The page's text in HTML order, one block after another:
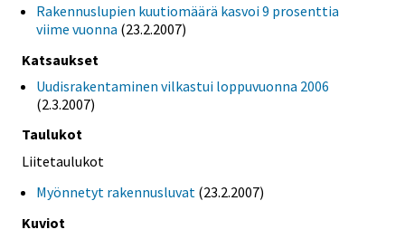
Rakennuslupien kuutiomäärä kasvoi 9 prosenttia
viime vuonna (23.2.2007)
Katsaukset
Uudisrakentaminen vilkastui loppuvuonna 2006
(2.3.2007)
Taulukot
Liitetaulukot
Myönnetyt rakennusluvat (23.2.2007)
Kuviot